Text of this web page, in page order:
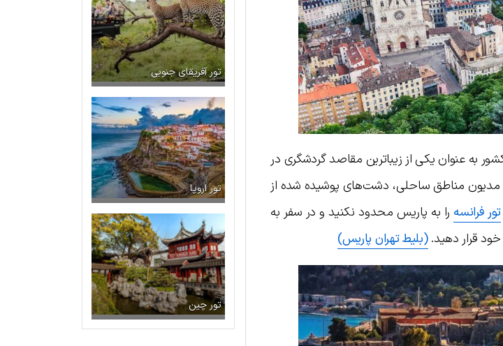
به عنوان یکی از زیباترین مقاصد گردشگری در
مدیون مناطق ساحلی، دشت‌های پوشیده شده از
تور فرانسه را به پاریس محدود نکنید و در سفر به
خود قرار دهید.(بلیط تهران پاریس)
تور آفریقای جنوبی
تور اروپا
تور چین